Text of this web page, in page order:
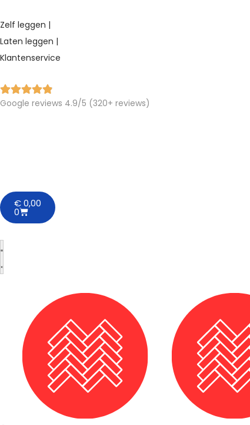
Zelf leggen |
Laten leggen |
Klantenservice
Google reviews 4.9/5 (320+ reviews)
€0,00
0